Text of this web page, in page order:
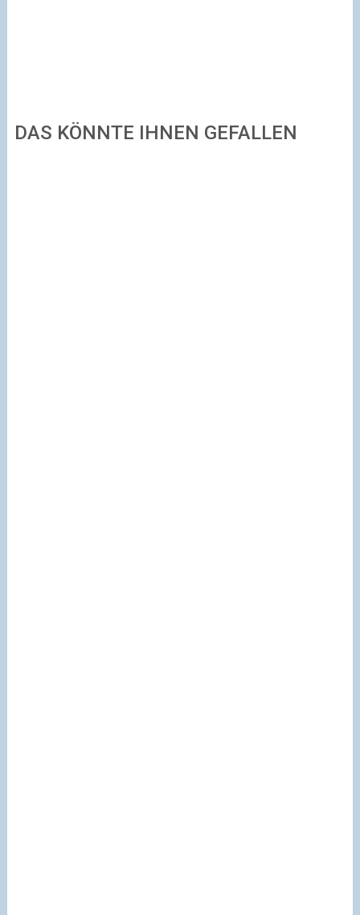
DAS KÖNNTE IHNEN GEFALLEN